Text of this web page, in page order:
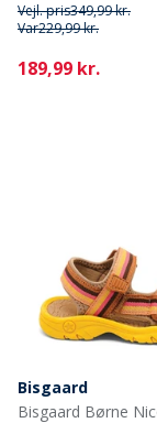
Vejl. pris349,99 kr.
Var229,99 kr.
Current
189,99 kr.
Bisgaard